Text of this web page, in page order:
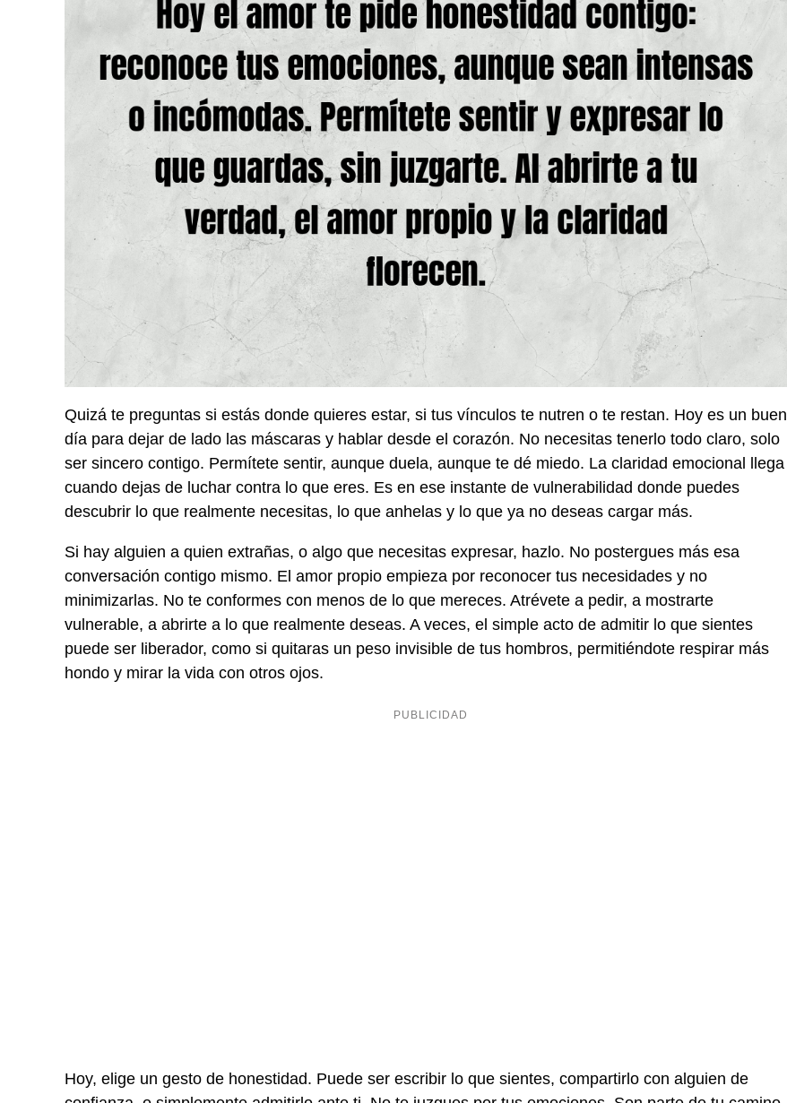
Quizá te preguntas si estás donde quieres estar, si tus vínculos te nutren o te restan. Hoy es un buen
día para dejar de lado las máscaras y hablar desde el corazón. No necesitas tenerlo todo claro, solo
ser sincero contigo. Permítete sentir, aunque duela, aunque te dé miedo. La claridad emocional llega
cuando dejas de luchar contra lo que eres. Es en ese instante de vulnerabilidad donde puedes
descubrir lo que realmente necesitas, lo que anhelas y lo que ya no deseas cargar más.
Si hay alguien a quien extrañas, o algo que necesitas expresar, hazlo. No postergues más esa
conversación contigo mismo. El amor propio empieza por reconocer tus necesidades y no
minimizarlas. No te conformes con menos de lo que mereces. Atrévete a pedir, a mostrarte
vulnerable, a abrirte a lo que realmente deseas. A veces, el simple acto de admitir lo que sientes
puede ser liberador, como si quitaras un peso invisible de tus hombros, permitiéndote respirar más
hondo y mirar la vida con otros ojos.
Hoy, elige un gesto de honestidad. Puede ser escribir lo que sientes, compartirlo con alguien de